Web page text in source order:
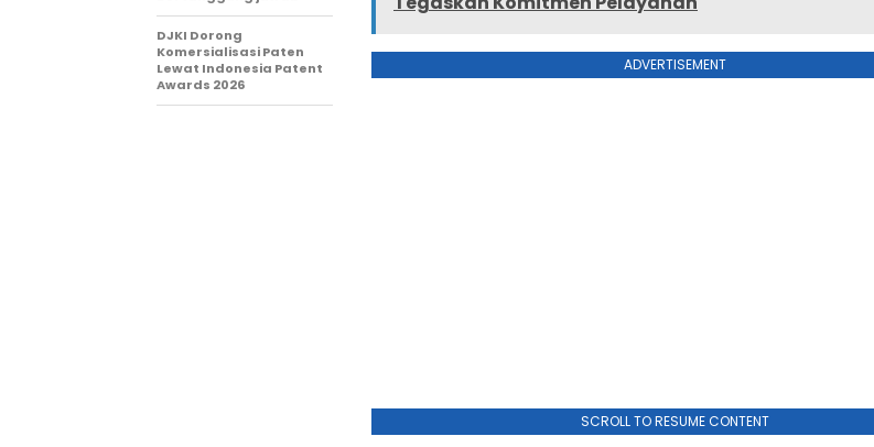
ADVERTISEMENT
SCROLL TO RESUME CONTENT
DJKI Dorong
Komersialisasi Paten
Lewat Indonesia Patent
Awards 2026